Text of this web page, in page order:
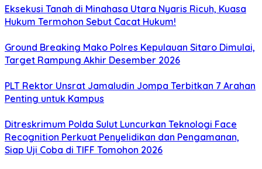
Eksekusi Tanah di Minahasa Utara Nyaris Ricuh, Kuasa
Hukum Termohon Sebut Cacat Hukum!
Ground Breaking Mako Polres Kepulauan Sitaro Dimulai,
Target Rampung Akhir Desember 2026
​PLT Rektor Unsrat Jamaludin Jompa Terbitkan 7 Arahan
Penting untuk Kampus
Ditreskrimum Polda Sulut Luncurkan Teknologi Face
Recognition Perkuat Penyelidikan dan Pengamanan,
Siap Uji Coba di TIFF Tomohon 2026